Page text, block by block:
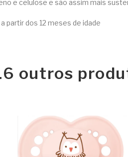
e celulose e são assim mais
partir dos 12 meses de idade
outros